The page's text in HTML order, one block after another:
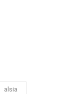
alsia